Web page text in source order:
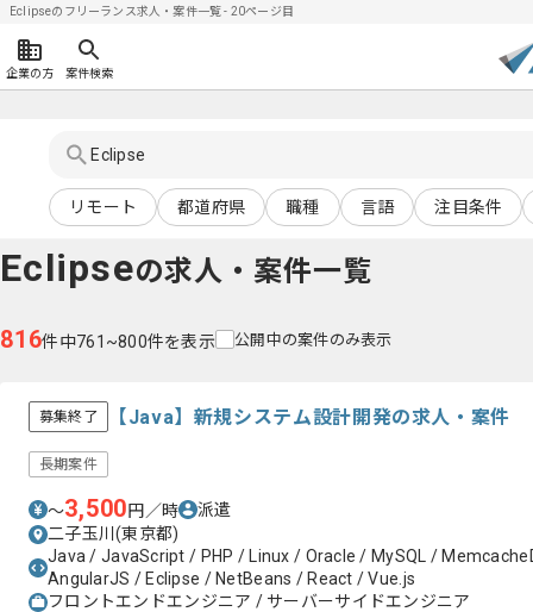
Eclipseのフリーランス求人・案件一覧 - 20ページ目
企業の方 案件検索
リモート 都道府県 職種 言語 注目条件
Eclipseの求人・案件一覧
816件中761~800件を表示 公開中の案件のみ表示
募集終了 【Java】新規システム設計開発の求人・案件
長期案件
〜3,500円／時
派遣
二子玉川(東京都)
Java / JavaScript / PHP / Linux / Oracle / MySQL /
AngularJS / Eclipse / NetBeans / React / Vue.js
フロントエンドエンジニア / サーバーサイドエンジニア